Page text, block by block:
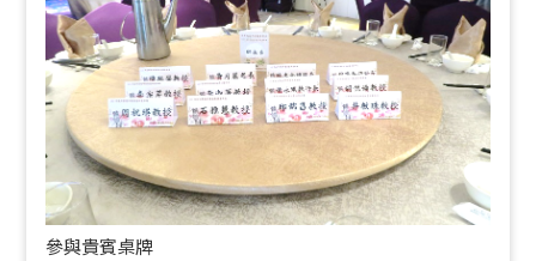
參與貴賓桌牌